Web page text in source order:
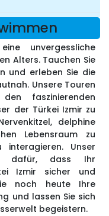
unvergessliche
Alters. Tauchen Sie
und erleben Sie die
Unsere Touren
faszinierenden
der Türkei Izmir zu
delphine
Lebensraum zu
Unser
dafür, dass Ihr
Izmir sicher und
noch heute Ihre
und lassen Sie sich
begeistern.